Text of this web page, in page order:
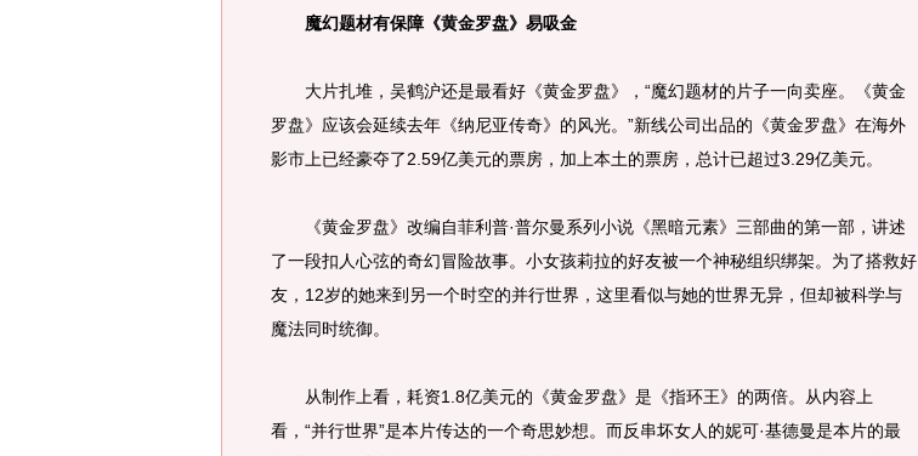
魔幻题材有保障《黄金罗盘》易吸金
大片扎堆，吴鹤沪还是最看好《黄金罗盘》，“魔幻题材的片子一向卖座。《黄金
罗盘》应该会延续去年《纳尼亚传奇》的风光。”新线公司出品的《黄金罗盘》在海外
影市上已经豪夺了2.59亿美元的票房，加上本土的票房，总计已超过3.29亿美元。
《黄金罗盘》改编自菲利普·普尔曼系列小说《黑暗元素》三部曲的第一部，讲述
了一段扣人心弦的奇幻冒险故事。小女孩莉拉的好友被一个神秘组织绑架。为了搭救好
友，12岁的她来到另一个时空的并行世界，这里看似与她的世界无异，但却被科学与
魔法同时统御。
从制作上看，耗资1.8亿美元的《黄金罗盘》是《指环王》的两倍。从内容上
看，“并行世界”是本片传达的一个奇思妙想。而反串坏女人的妮可·基德曼是本片的最